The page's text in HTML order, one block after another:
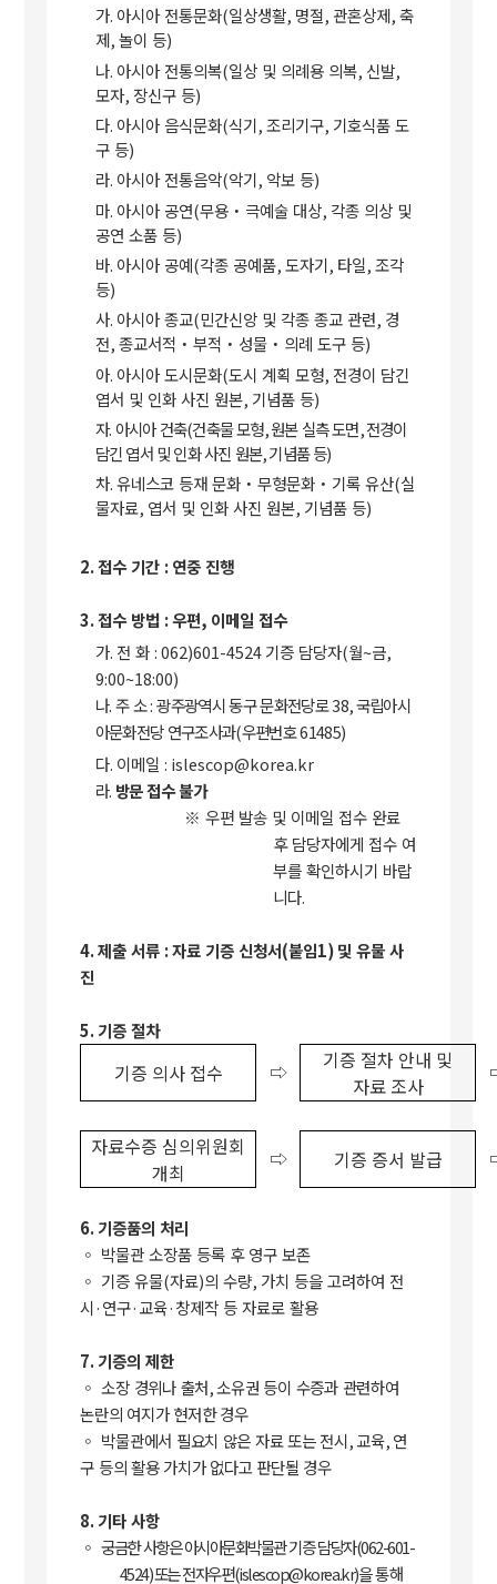
가. 아시아 전통문화(일상생활, 명절, 관혼상제,축
제,놀이 등)
나. 아시아 전통의복(일상 및 의례용 의복, 신발,
모자, 장신구 등)
다. 아시아 음식문화(식기,조리기구, 기호식품 도
구 등)
라. 아시아 전통음악(악기, 악보 등)
마. 아시아 공연(무용‧ 극예술 대상, 각종 의상 및
공연 소품 등)
바. 아시아 공예(각종 공예품,도자기, 타일,조각
등)
사. 아시아 종교(민간신앙 및 각종 종교 관련, 경
전,종교서적 ‧ 부적 ‧ 성물‧ 의례 도구 등)
아. 아시아 도시문화(도시 계획 모형, 전경이 담긴
엽서 및 인화 사진 원본, 기념품 등)
자. 아시아 건축(건축물 모형,원본 실측 도면,전경이
담긴 엽서 및 인화 사진 원본,기념품 등)
차.유네스코 등재 문화‧ 무형문화‧ 기록 유산(실
물자료, 엽서 및 인화 사진 원본, 기념품 등)
2.접수 기간 :연중 진행
3.접수 방법 :우편, 이메일 접수
가. 전 화: 062)601-4524기증 담당자(월~금,
9:00~18:00)
나.주 소:광주광역시 동구 문화전당로38,국립아시
아문화전당 연구조사과(우편번호61485)
다. 이메일 : islescop@korea.kr
라. 방문 접수 불가
※ 우편 발송 및 이메일 접수 완료
후 담당자에게 접수 여
부를 확인하시기 바랍
니다.
4.제출 서류 :자료 기증 신청서(붙임1)및 유물 사
진
5.기증 절차
기증 의사 접수 ⇨
기증 절차 안내 및
자료 조사
자료수증 심의위원회
개최
⇨ 기증 증서 발급
6.기증품의 처리
◦ 박물관 소장품 등록 후 영구 보존
◦ 기증 유물(자료)의 수량, 가치 등을 고려하여 전
시·연구·교육·창제작 등 자료로 활용
7.기증의 제한
◦소장 경위나 출처,소유권 등이 수증과 관련하여
논란의 여지가 현저한 경우
◦ 박물관에서 필요치 않은 자료 또는 전시,교육,연
구 등의 활용 가치가 없다고 판단될 경우
8.기타 사항
◦궁금한 사항은 아시아문화박물관 기증 담당자(062-601-
4524)또는 전자우편(islescop@korea.kr)을통해